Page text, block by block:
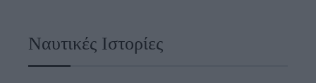
Ναυτικές Ιστορίες